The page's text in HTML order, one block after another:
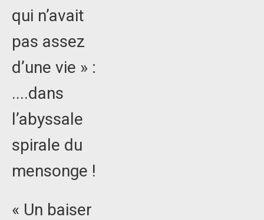
qui n’avait
pas assez
d’une vie » :
....dans
l’abyssale
spirale du
mensonge !
« Un baiser